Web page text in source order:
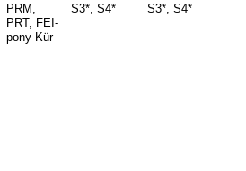
PRM,
PRT, FEI-
pony Kür
S3*, S4* S3*, S4*